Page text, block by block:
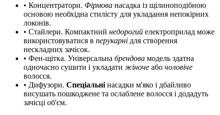
• Концентратори. Фірмова насадка із щілиноподібною
основою необхідна стилісту для укладання непокірних
локонів.
• Стайлери. Компактний недорогий електроприлад може
використовуватися в перукарні для створення
нескладних зачісок.
• Фен-щітка. Універсальна брендова модель здатна
одночасно сушити і укладати жіноче або чоловіче
волосся.
• Дифузори. Спеціальні насадки м'яко і дбайливо
висушать пошкоджене та ослаблене волосся і додадуть
зачісці об'єм.